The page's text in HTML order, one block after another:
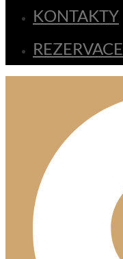
KONTAKTY
REZERVACE